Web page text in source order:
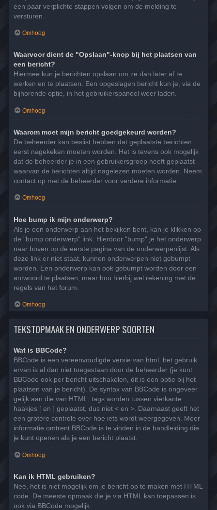
een paar verplichte stappen volgen om de melding te
versturen.
Omhoog
Waarvoor dient de "Opslaan"-knop bij het plaatsen van
een bericht?
Hiermee kun je berichten opslaan om ze dan later af te
werken en te plaatsen. Een opgeslagen bericht kun je, via de
bijhorende optie, in het gebruikerspaneel weer laden.
Omhoog
Waarom moet mijn bericht goedgekeurd worden?
De beheerder kan beslist hebben dat geplaatste berichten
eerst nagekeken moeten worden. Het is tevens ook mogelijk
dat de beheerder je in een gebruikersgroep heeft geplaatst
waarvan de berichten altijd nagelezen moeten worden. Neem
contact op met de beheerder voor verdere informatie.
Omhoog
Hoe bump ik mijn onderwerp?
Als je een onderwerp aan het bekijken bent, kan je klikken op
de "bump onderwerp" link. Hierdoor "bump" je het onderwerp
naar boven op de eerste pagina van de onderwerpenlijst. Als
deze link er niet staat, kunnen onderwerpen niet gebumpt
worden. Een onderwerp kan ook gebumpt worden door een
antwoord te plaatsen, maar hou hierbij wel rekening met de
regels van het forum.
Omhoog
TEKSTOPMAAK EN ONDERWERP SOORTEN
Wat is BBCode?
BBCode is een vereenvoudigde versie van html, het gebruik
ervan is al dan niet toegestaan door de beheerder (je kunt
BBCode ook per bericht uitschakelen, dit is een optie bij het
plaatsen van je bericht). De syntax van BBCode is ongeveer
gelijk aan die van HTML, tags worden tussen vierkante
haakjes [ en ] geplaatst, dus niet < en >. Daarnaast geeft het
een grotere controle over hoe iets wordt weergegeven. Meer
informatie omtrent BBCode is te vinden in de handleiding die
je kunt openen als je een bericht plaatst.
Omhoog
Kan ik HTML gebruiken?
Nee, het is niet mogelijk om je bericht op te maken met HTML
code. De meeste opmaak die je via HTML kan toepassen is
ook via BBCode mogelijk.